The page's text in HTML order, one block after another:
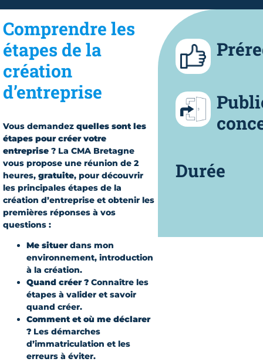
Comprendre les
étapes de la
création
d’entreprise
Vous demandez quelles sont les
étapes pour créer votre
entreprise ? La CMA Bretagne
vous propose une réunion de 2
heures, gratuite, pour découvrir
les principales étapes de la
création d’entreprise et obtenir les
premières réponses à vos
questions :
Me situerdans mon
environnement, introduction
à la création.
Quand créer ? Connaître les
étapes à valider et savoir
quand créer.
Comment et où me déclarer
? Les démarches
d’immatriculation et les
erreurs à éviter.
Durée